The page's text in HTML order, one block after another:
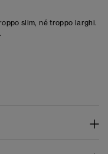
slim, né troppo larghi.